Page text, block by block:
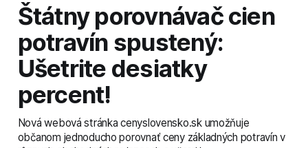
Štátny porovnávač cien
potravín spustený:
Ušetrite desiatky
percent!
Nová webová stránka cenyslovensko.sk umožňuje
občanom jednoducho porovnať ceny základných potravín v